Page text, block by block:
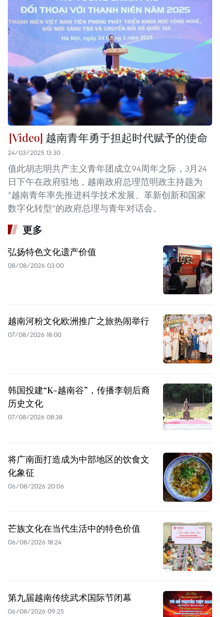
越南青年勇于担起时代赋予的使命
24/03/2025 13:30
值此胡志明共产主义青年团成立94周年之际，3月24
日下午在政府驻地，越南政府总理范明政主持题为
“越南青年率先推进科学技术发展、革新创新和国家
数字化转型”的政府总理与青年对话会。
更多
弘扬特色文化遗产价值
08/08/2026 03:00
越南河粉文化欧洲推广之旅热闹举行
07/08/2026 18:00
韩国投建“K-越南谷”，传播李朝后裔
历史文化
07/08/2026 08:38
将广南面打造成为中部地区的饮食文
化象征
06/08/2026 20:06
芒族文化在当代生活中的特色价值
06/08/2026 18:24
第九届越南传统武术国际节闭幕
06/08/2026 09:25